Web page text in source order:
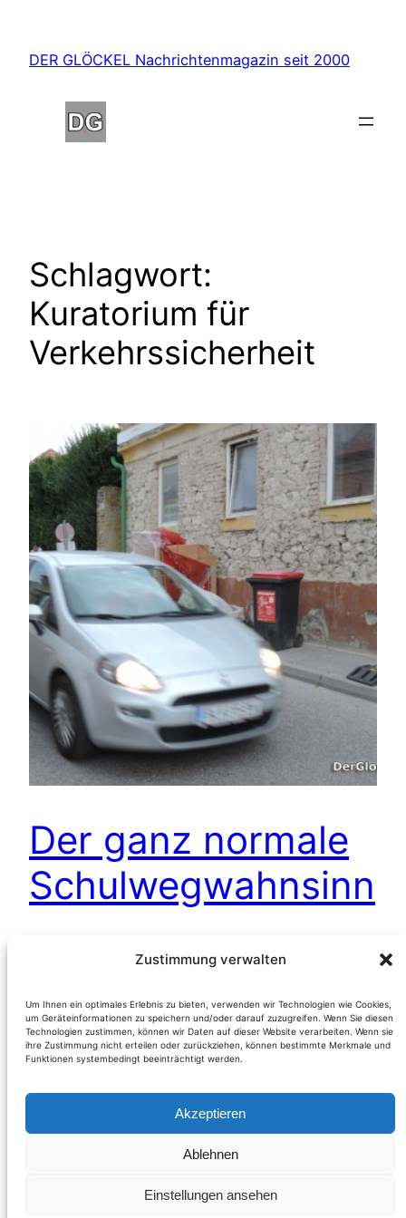
Zustimmung verwalten
Um Ihnen ein optimales Erlebnis zu bieten, verwenden wir Technologien wie Cookies,
um Geräteinformationen zu speichern und/oder darauf zuzugreifen. Wenn Sie diesen
Technologien zustimmen, können wir Daten auf dieser Website verarbeiten. Wenn sie
ihre Zustimmung nicht erteilen oder zurückziehen, können bestimmte Merkmale und
Funktionen systembedingt beeinträchtigt werden.
Akzeptieren
Ablehnen
Einstellungen ansehen
springen
DER GLÖCKEL Nachrichtenmagazin seit 2000
Schlagwort:
Kuratorium für
Verkehrssicherheit
Der ganz normale
Schulwegwahnsinn
dürfte in Hainburg an der Donau (NÖ)
wir eine eklatante Gefahrenstelle für Kinder und
Jugendliche auf ihren täglichen Schulweg
aufgezeigt haben (siehe Bericht), stolperten wir
quasi über den nächsten verantwortungslosen
Zustand. Diesmal nur knapp 200 Meter vom
Eingang der Neuen Mittelschule Hainburg
entfernt,